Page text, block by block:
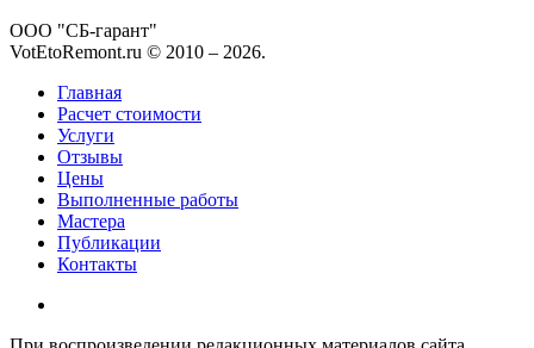
ООО "СБ-гарант"
VotEtoRemont.ru © 2010 – 2026.
Главная
Расчет стоимости
Услуги
Отзывы
Цены
Выполненные работы
Мастера
Публикации
Контакты